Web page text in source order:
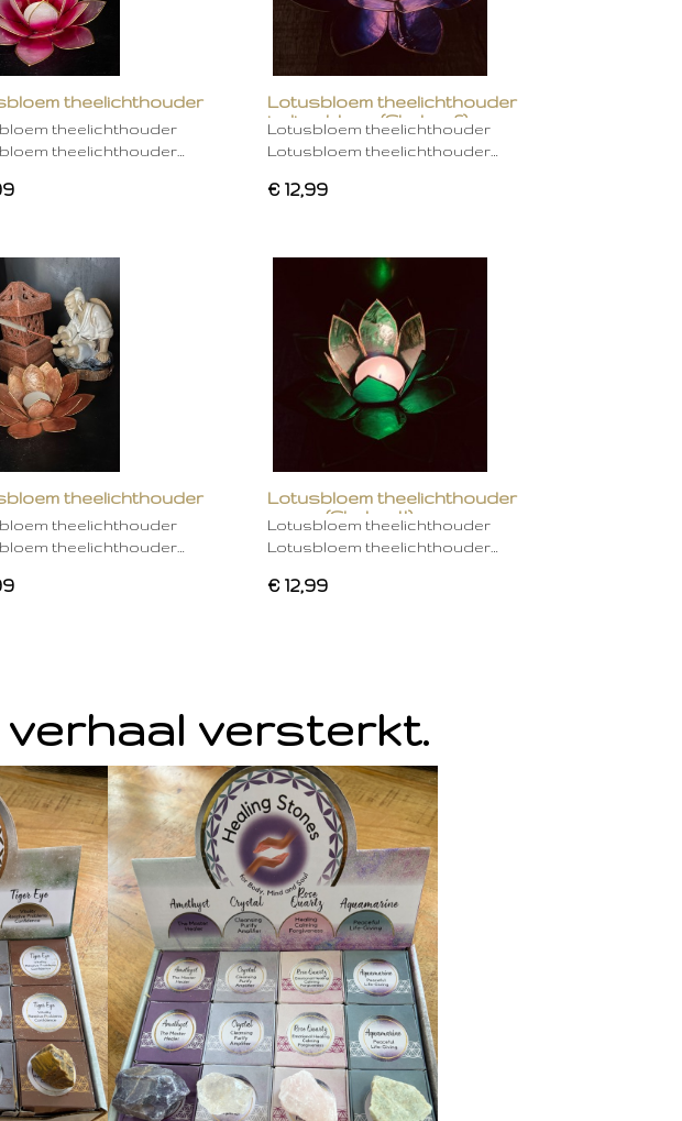
theelichthouder
theelichthouder
theelichthouder…
Lotusbloem theelichthouder
indigo blauw (Chakra 6)
Lotusbloem theelichthouder
Lotusbloem theelichthouder…
€ 12,99
theelichthouder
theelichthouder
theelichthouder…
Lotusbloem theelichthouder
groen (Chakra 4)
Lotusbloem theelichthouder
Lotusbloem theelichthouder…
€ 12,99
versterkt.